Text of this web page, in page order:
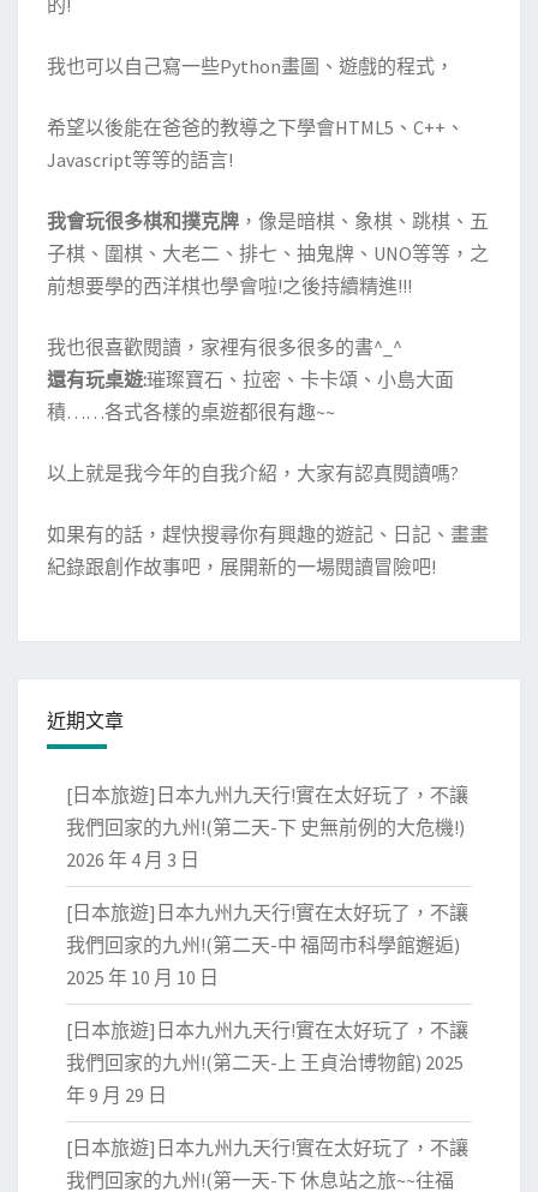
我也可以自己寫一些Python畫圖、遊戲的程式，
希望以後能在爸爸的教導之下學會HTML5、C++、
Javascript等等的語言!
我會玩很多棋和撲克牌 ，像是暗棋、象棋、跳棋、五
子棋、圍棋、大老二、排七、抽鬼牌、UNO等等，之
前想要學的西洋棋也學會啦!之後持續精進!!!
我也很喜歡閱讀，家裡有很多很多的書^_^
還有玩桌遊:璀璨寶石、拉密、卡卡頌、小島大面
積……各式各樣的桌遊都很有趣~~
以上就是我今年的自我介紹，大家有認真閱讀嗎?
如果有的話，趕快搜尋你有興趣的遊記、日記、畫畫
紀錄跟創作故事吧，展開新的一場閱讀冒險吧!
近期文章
[日本旅遊]日本九州九天行!實在太好玩了，不讓
我們回家的九州!(第二天-下 史無前例的大危機!)
2026 年 4 月 3 日
[日本旅遊]日本九州九天行!實在太好玩了，不讓
我們回家的九州!(第二天-中 福岡市科學館邂逅)
2025 年 10 月 10 日
[日本旅遊]日本九州九天行!實在太好玩了，不讓
我們回家的九州!(第二天-上 王貞治博物館) 2025
年 9 月 29 日
[日本旅遊]日本九州九天行!實在太好玩了，不讓
我們回家的九州!(第一天-下 休息站之旅~~往福